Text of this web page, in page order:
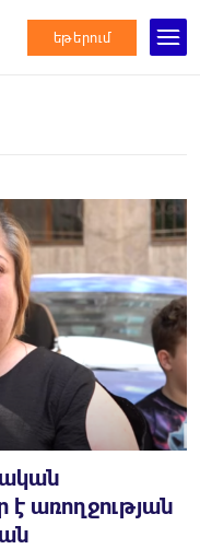
եթերում
է առողջության